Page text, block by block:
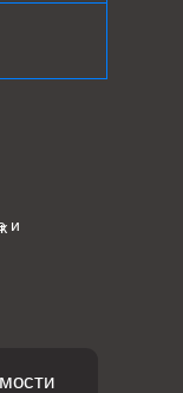
и